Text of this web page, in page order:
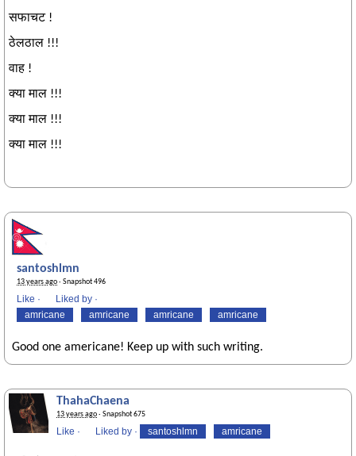
सफाचट !
ठेलठाल !!!
वाह !
क्या माल !!!
क्या माल !!!
क्या माल !!!
santoshlmn
13 years ago· Snapshot 496
Like · Liked by ·
amricane
amricane amricane amricane
Good one americane! Keep up with such writing.
ThahaChaena
13 years ago· Snapshot 675
Like · Liked by · santoshlmn amricane